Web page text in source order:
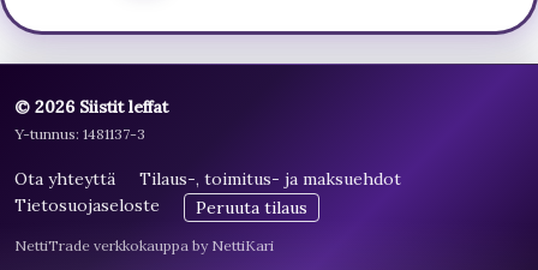
© 2026 Siistit leffat
Y-tunnus: 1481137-3
Ota yhteyttä
Tilaus-, toimitus- ja maksuehdot
Tietosuojaseloste
Peruuta tilaus
NettiTrade verkkokauppa by NettiKari